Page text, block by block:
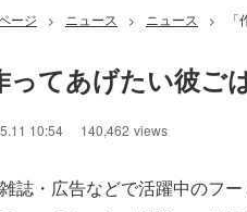
ージ > ニュース > ニュース >
ってあげたい彼ご
10:54 140,462 views
誌・広告などで活躍中のフ